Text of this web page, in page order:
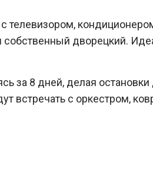
телевизором,
дворецкий.
за 8 дней, делая
встречать с оркестром,